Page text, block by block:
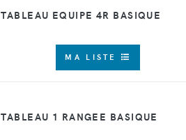
TABLEAU EQUIPE 4R BASIQUE
MA LISTE
TABLEAU 1 RANGEE BASIQUE